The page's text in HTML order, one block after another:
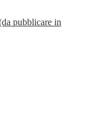
pubblicare in